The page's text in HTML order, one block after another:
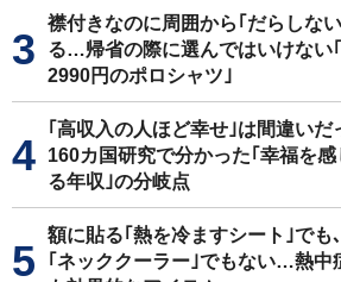
襟付きなのに周囲から｢だらしな
る…帰省の際に選んではいけない
2990円のポロシャツ｣
｢高収入の人ほど幸せ｣は間違い
160カ国研究で分かった｢幸福を
る年収｣の分岐点
額に貼る｢熱を冷ますシート｣でも
｢ネッククーラー｣でもない…熱中